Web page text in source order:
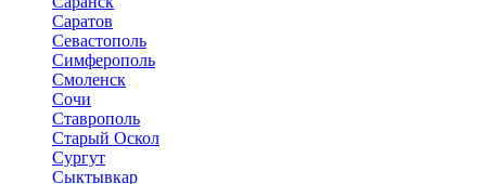
Саратов
Севастополь
Симферополь
Смоленск
Сочи
Ставрополь
Старый Оскол
Сургут
Сыктывкар